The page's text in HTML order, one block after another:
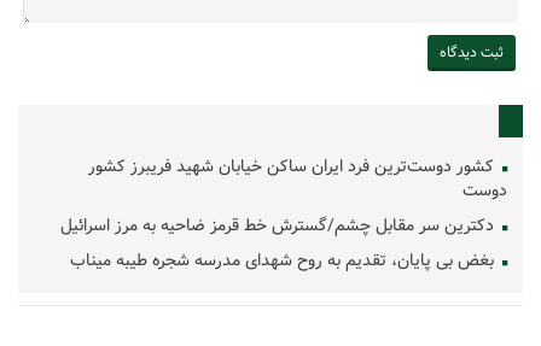
کشور دوست‌ترین فرد ایران ساکن خیابان شهید فریبرز کشور
دوست
دکترین سر مقابل چشم/گسترش خط قرمز ضاحیه به مرز اسرائیل
بغض بی پایان، تقدیم به روح شهدای مدرسه شجره طیبه میناب